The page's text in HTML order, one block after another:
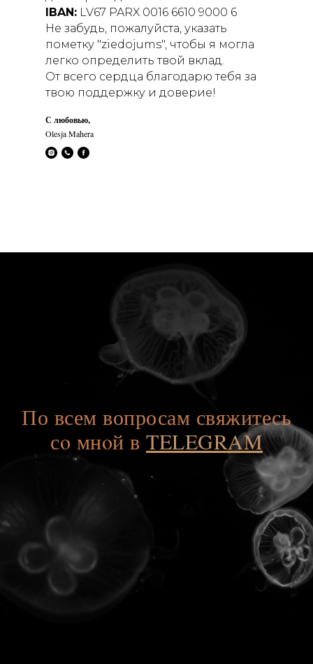
IBAN: LV67 PARX 0016 6610 9000 6
Не забудь, пожалуйста, указать
пометку "ziedojums", чтобы я могла
легко определить твой вклад.
От всего сердца благодарю тебя за
твою поддержку и доверие!
С любовью,
Olesja Mahera
По всем вопросам свяжитесь
сo мнoй в TELEGRAM